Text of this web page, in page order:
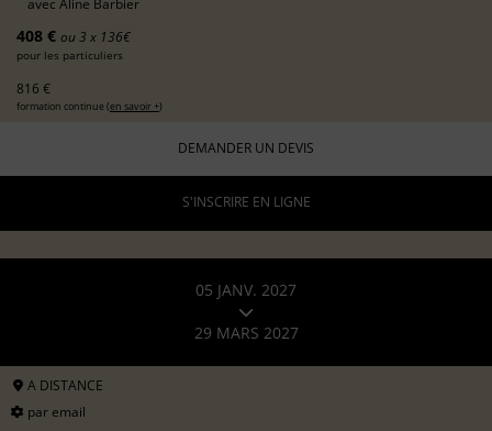
408 € ou 3 x 136€
pour les particuliers
816 €
formation continue (en savoir +)
DEMANDER UN DEVIS
S'INSCRIRE EN LIGNE
05 JANV. 2027
29 MARS 2027
A DISTANCE
par email